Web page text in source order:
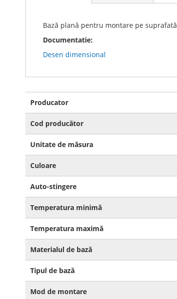
gallery
Bază plană pentru montare pe suprafată
Documentatie:
Desen dimensional
multe
informatii
Producator
Cod producător
Unitate de măsura
Culoare
Auto-stingere
Temperatura minimă
Temperatura maximă
Materialul de bază
Tipul de bază
Mod de montare